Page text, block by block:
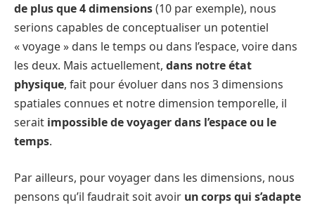
de plus que 4 dimensions(10 par exemple), nous
serions capables de conceptualiser un potentiel
« voyage » dans le temps ou dans l’espace, voire dans
les deux. Mais actuellement, dans notre état
physique, fait pour évoluer dans nos 3 dimensions
spatiales connues et notre dimension temporelle, il
serait impossible de voyager dans l’espace ou le
temps.
Par ailleurs, pour voyager dans les dimensions, nous
pensons qu’il faudrait soit avoir un corps qui s’adapte